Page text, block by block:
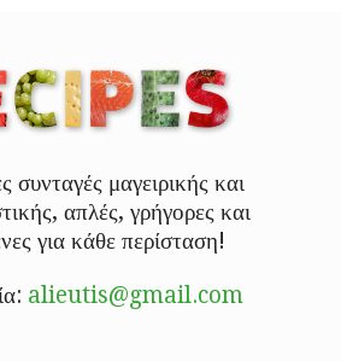
συνταγές μαγειρικής και
απλές, γρήγορες και
για κάθε περίσταση!
alieutis@gmail.com